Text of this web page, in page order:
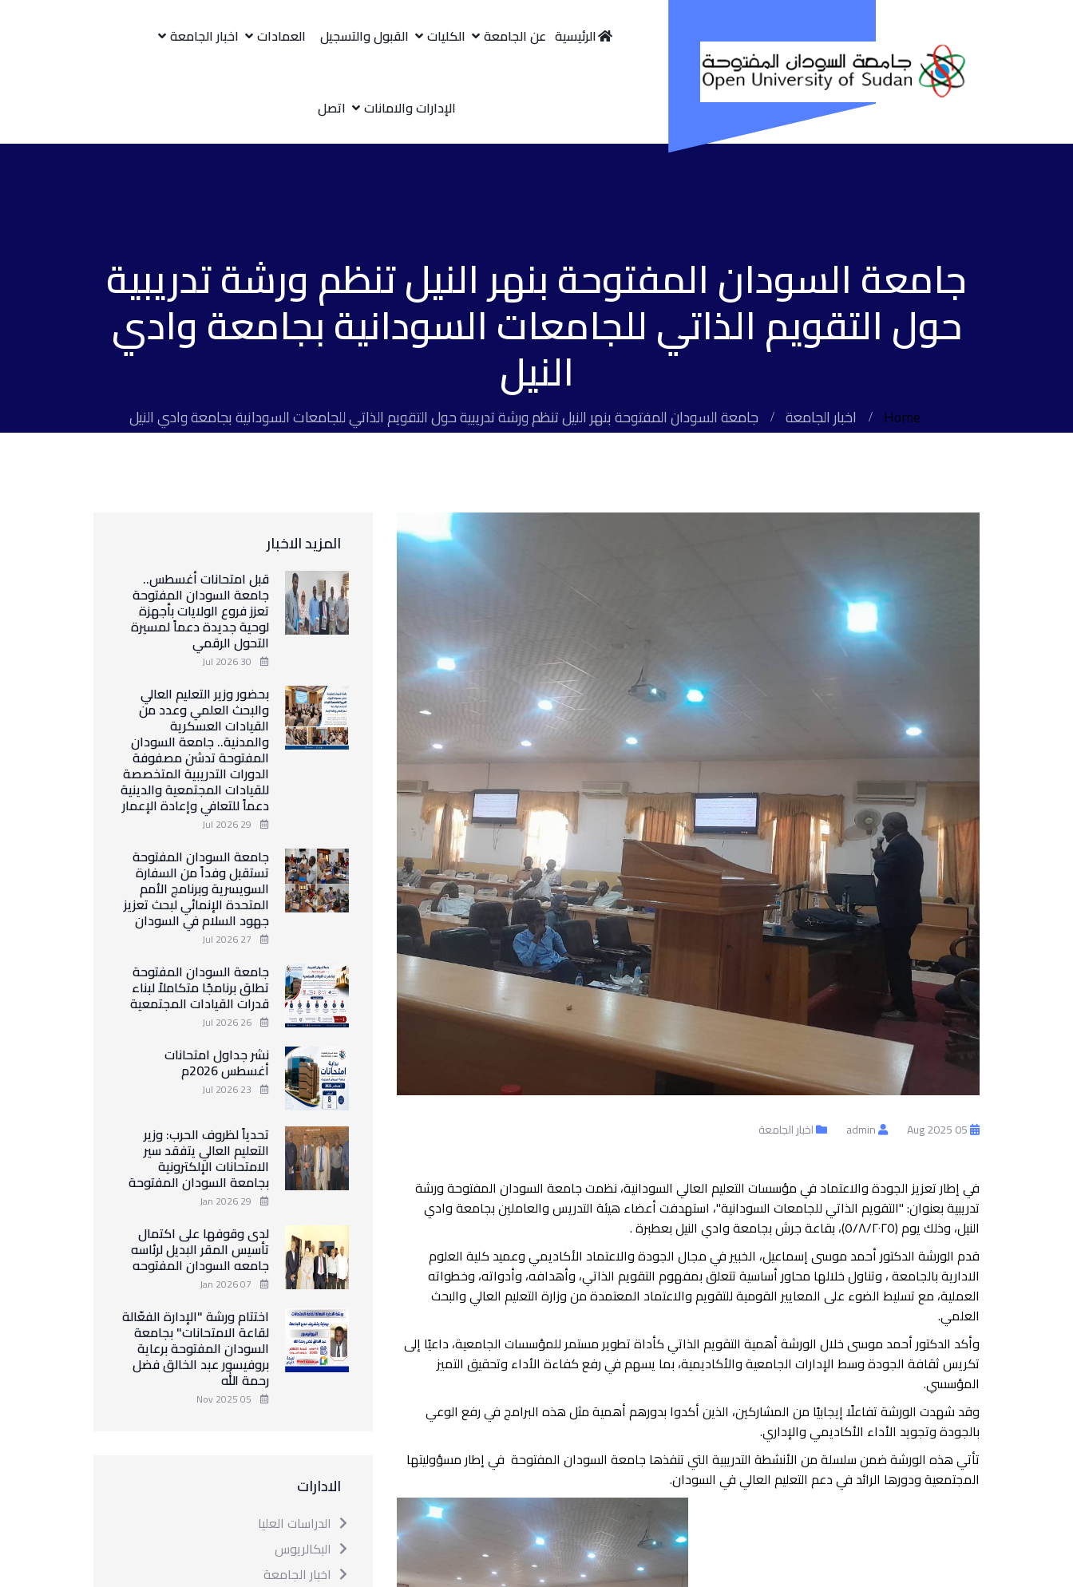
الرئيسية عن الجامعة الكليات القبول والتسجيل العمادات اخبار الجامعة
الإدارات والامانات اتصل
جامعة السودان المفتوحة بنهر النيل تنظم ورشة تدريبية
حول التقويم الذاتي للجامعات السودانية بجامعة وادي
النيل
Home اخبار الجامعة جامعة السودان المفتوحة بنهر النيل تنظم ورشة تدريبية حول التقويم الذاتي للجامعات السودانية بجامعة وادي النيل
اخبار الجامعة
في إطار تعزيز الجودة والاعتماد في مؤسسات التعليم العالي السودانية، نظمت جامعة السودان المفتوحة ورشة
تدريبية بعنوان: "التقويم الذاتي للجامعات السودانية"، استهدفت أعضاء هيئة التدريس والعاملين بجامعة وادي
النيل، وذلك يوم (٥/٨/٢٠٢٥)، بقاعة جرش بجامعة وادي النيل بعطبرة .
قدم الورشة الدكتور أحمد موسى إسماعيل، الخبير في مجال الجودة والاعتماد الأكاديمي وعميد كلية العلوم
الادارية بالجامعة ، وتناول خلالها محاور أساسية تتعلق بمفهوم التقويم الذاتي، وأهدافه، وأدواته، وخطواته
العملية، مع تسليط الضوء على المعايير القومية للتقويم والاعتماد المعتمدة من وزارة التعليم العالي والبحث
العلمي.
وأكد الدكتور أحمد موسى خلال الورشة أهمية التقويم الذاتي كأداة تطوير مستمر للمؤسسات الجامعية، داعيًا إلى
تكريس ثقافة الجودة وسط الإدارات الجامعية والأكاديمية، بما يسهم في رفع كفاءة الأداء وتحقيق التميز
المؤسسي.
وقد شهدت الورشة تفاعلًا إيجابيًا من المشاركين، الذين أكدوا بدورهم أهمية مثل هذه البرامج في رفع الوعي
بالجودة وتجويد الأداء الأكاديمي والإداري.
تأتي هذه الورشة ضمن سلسلة من الأنشطة التدريبية التي تنفذها جامعة السودان المفتوحة في إطار مسؤوليتها
المجتمعية ودورها الرائد في دعم التعليم العالي في السودان.
المزيد الاخبار
قبل امتحانات أغسطس..
جامعة السودان المفتوحة
تعزز فروع الولايات بأجهزة
لوحية جديدة دعماً لمسيرة
التحول الرقمي
بحضور وزير التعليم العالي
والبحث العلمي وعدد من
القيادات العسكرية
والمدنية.. جامعة السودان
المفتوحة تدشن مصفوفة
الدورات التدريبية المتخصصة
للقيادات المجتمعية والدينية
دعماً للتعافي وإعادة الإعمار
جامعة السودان المفتوحة
تستقبل وفداً من السفارة
السويسرية وبرنامج الأمم
المتحدة الإنمائي لبحث تعزيز
جهود السلام في السودان
جامعة السودان المفتوحة
تطلق برنامجًا متكاملاً لبناء
قدرات القيادات المجتمعية
نشر جداول امتحانات
أغسطس 2026م
تحدياً لظروف الحرب: وزير
التعليم العالي يتفقد سير
الامتحانات الإلكترونية
بجامعة السودان المفتوحة
لدى وقوفها على اكتمال
تأسيس المقر البديل لرئاسه
جامعه السودان المفتوحه
اختتام ورشة "الإدارة الفعّالة
لقاعة الامتحانات" بجامعة
السودان المفتوحة برعاية
بروفيسور عبد الخالق فضل
رحمة الله
الادارات
الدراسات العليا
البكالريوس
اخبار الجامعة